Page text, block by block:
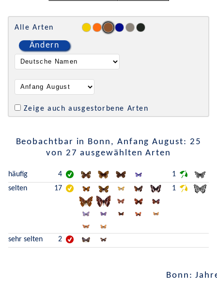
Alle Arten
Ändern
Zeige auch ausgestorbene Arten
Beobachtbar in Bonn, Anfang August: 25
von 27 ausgewählten Arten
häufig 4
1
selten
17 1
sehr selten 2
Bonn: